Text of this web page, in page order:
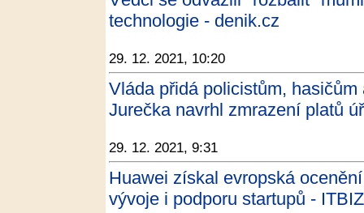
technologie - denik.cz
29. 12. 2021, 10:20
Vláda přidá policistům,
Jurečka navrhl zmrazení platů
29. 12. 2021, 9:31
Huawei získal evropská
vývoje i podporu startupů - ITBIZ